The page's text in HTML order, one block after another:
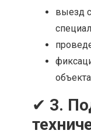
выезд
✔ 3.